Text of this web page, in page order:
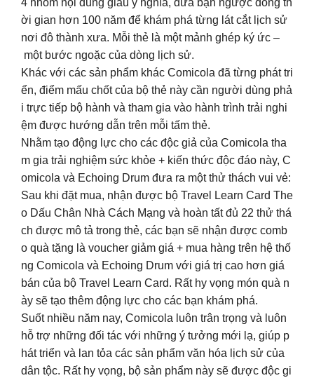
4 nhóm nội dung giàu ý nghĩa, đưa bạn ngược dòng th
ời gian hơn 100 năm để khám phá từng lát cắt lịch sử
nơi đô thành xưa. Mỗi thẻ là một mảnh ghép ký ức –
một bước ngoặc của dòng lịch sử.
Khác với các sản phẩm khác Comicola đã từng phát tri
ển, điểm mấu chốt của bộ thẻ này cần người dùng phả
i trực tiếp bộ hành và tham gia vào hành trình trải nghi
ệm được hướng dẫn trên mỗi tấm thẻ.
Nhằm tạo động lực cho các độc giả của Comicola tha
m gia trải nghiệm sức khỏe + kiến thức độc đáo này, C
omicola và Echoing Drum đưa ra một thử thách vui vẻ:
Sau khi đặt mua, nhận được bộ Travel Learn Card The
o Dấu Chân Nhà Cách Mạng và hoàn tất đủ 22 thử thá
ch được mô tả trong thẻ, các bạn sẽ nhận được comb
o quà tặng là voucher giảm giá + mua hàng trên hệ thố
ng Comicola và Echoing Drum với giá trị cao hơn giá
bán của bộ Travel Learn Card. Rất hy vọng món quà n
ày sẽ tạo thêm động lực cho các bạn khám phá.
Suốt nhiều năm nay, Comicola luôn trân trọng và luôn
hỗ trợ những đối tác với những ý tưởng mới lạ, giúp p
hát triển và lan tỏa các sản phẩm văn hóa lịch sử của
dân tộc. Rất hy vọng, bộ sản phẩm này sẽ được độc gi